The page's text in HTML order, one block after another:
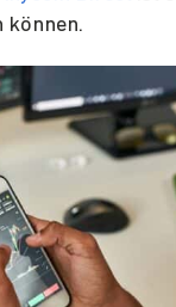
können.